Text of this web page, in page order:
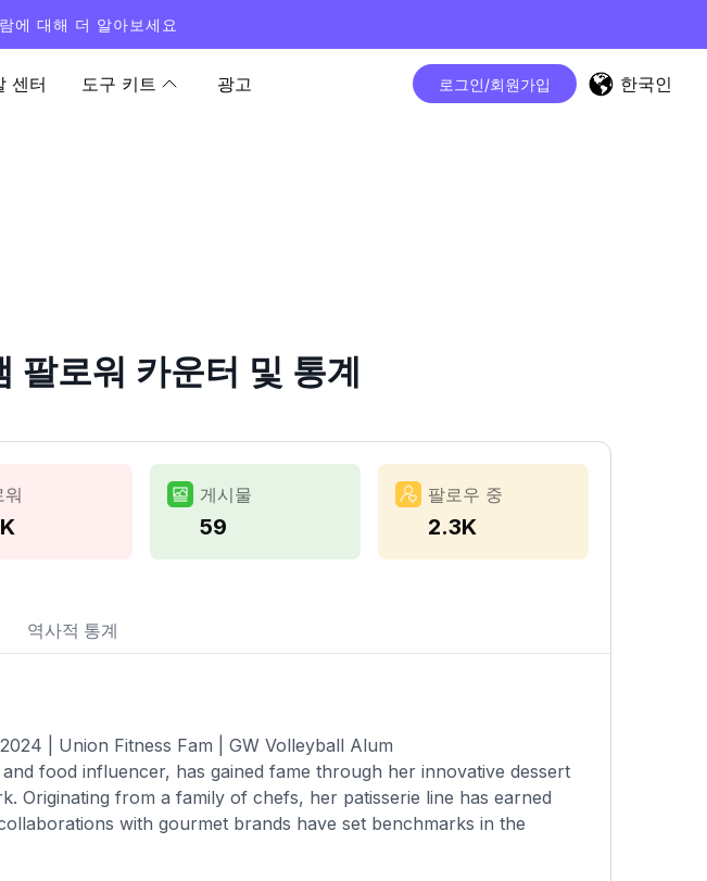
에 대해 더 알아보세요
센터 도구 키트 광고 로그인/회원가입 한국인
로워 카운터 및 통계
워 게시물
59
팔로우 중
2.3K
역사적 통계
| Union Fitness Fam | GW Volleyball Alum
food influencer, has gained fame through her innovative dessert
Originating from a family of chefs, her patisserie line has earned
with gourmet brands have set benchmarks in the